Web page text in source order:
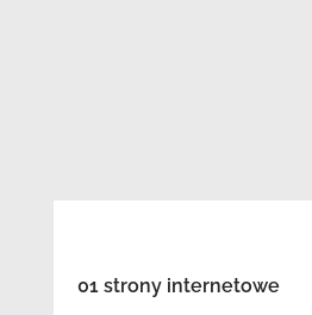
01 strony internetowe